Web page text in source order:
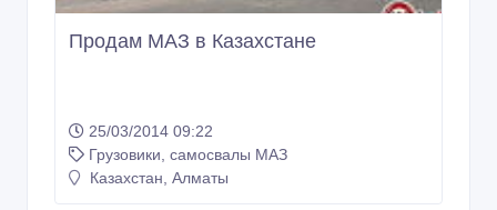
Продам МАЗ в Казахстане
25/03/2014 09:22
Грузовики, самосвалы МАЗ
Казахстан, Алматы